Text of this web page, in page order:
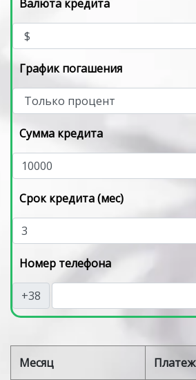
Валюта кредита
График погашения
Сумма кредита
Срок кредита (мес)
Номер телефона
+38
Месяц Платеж